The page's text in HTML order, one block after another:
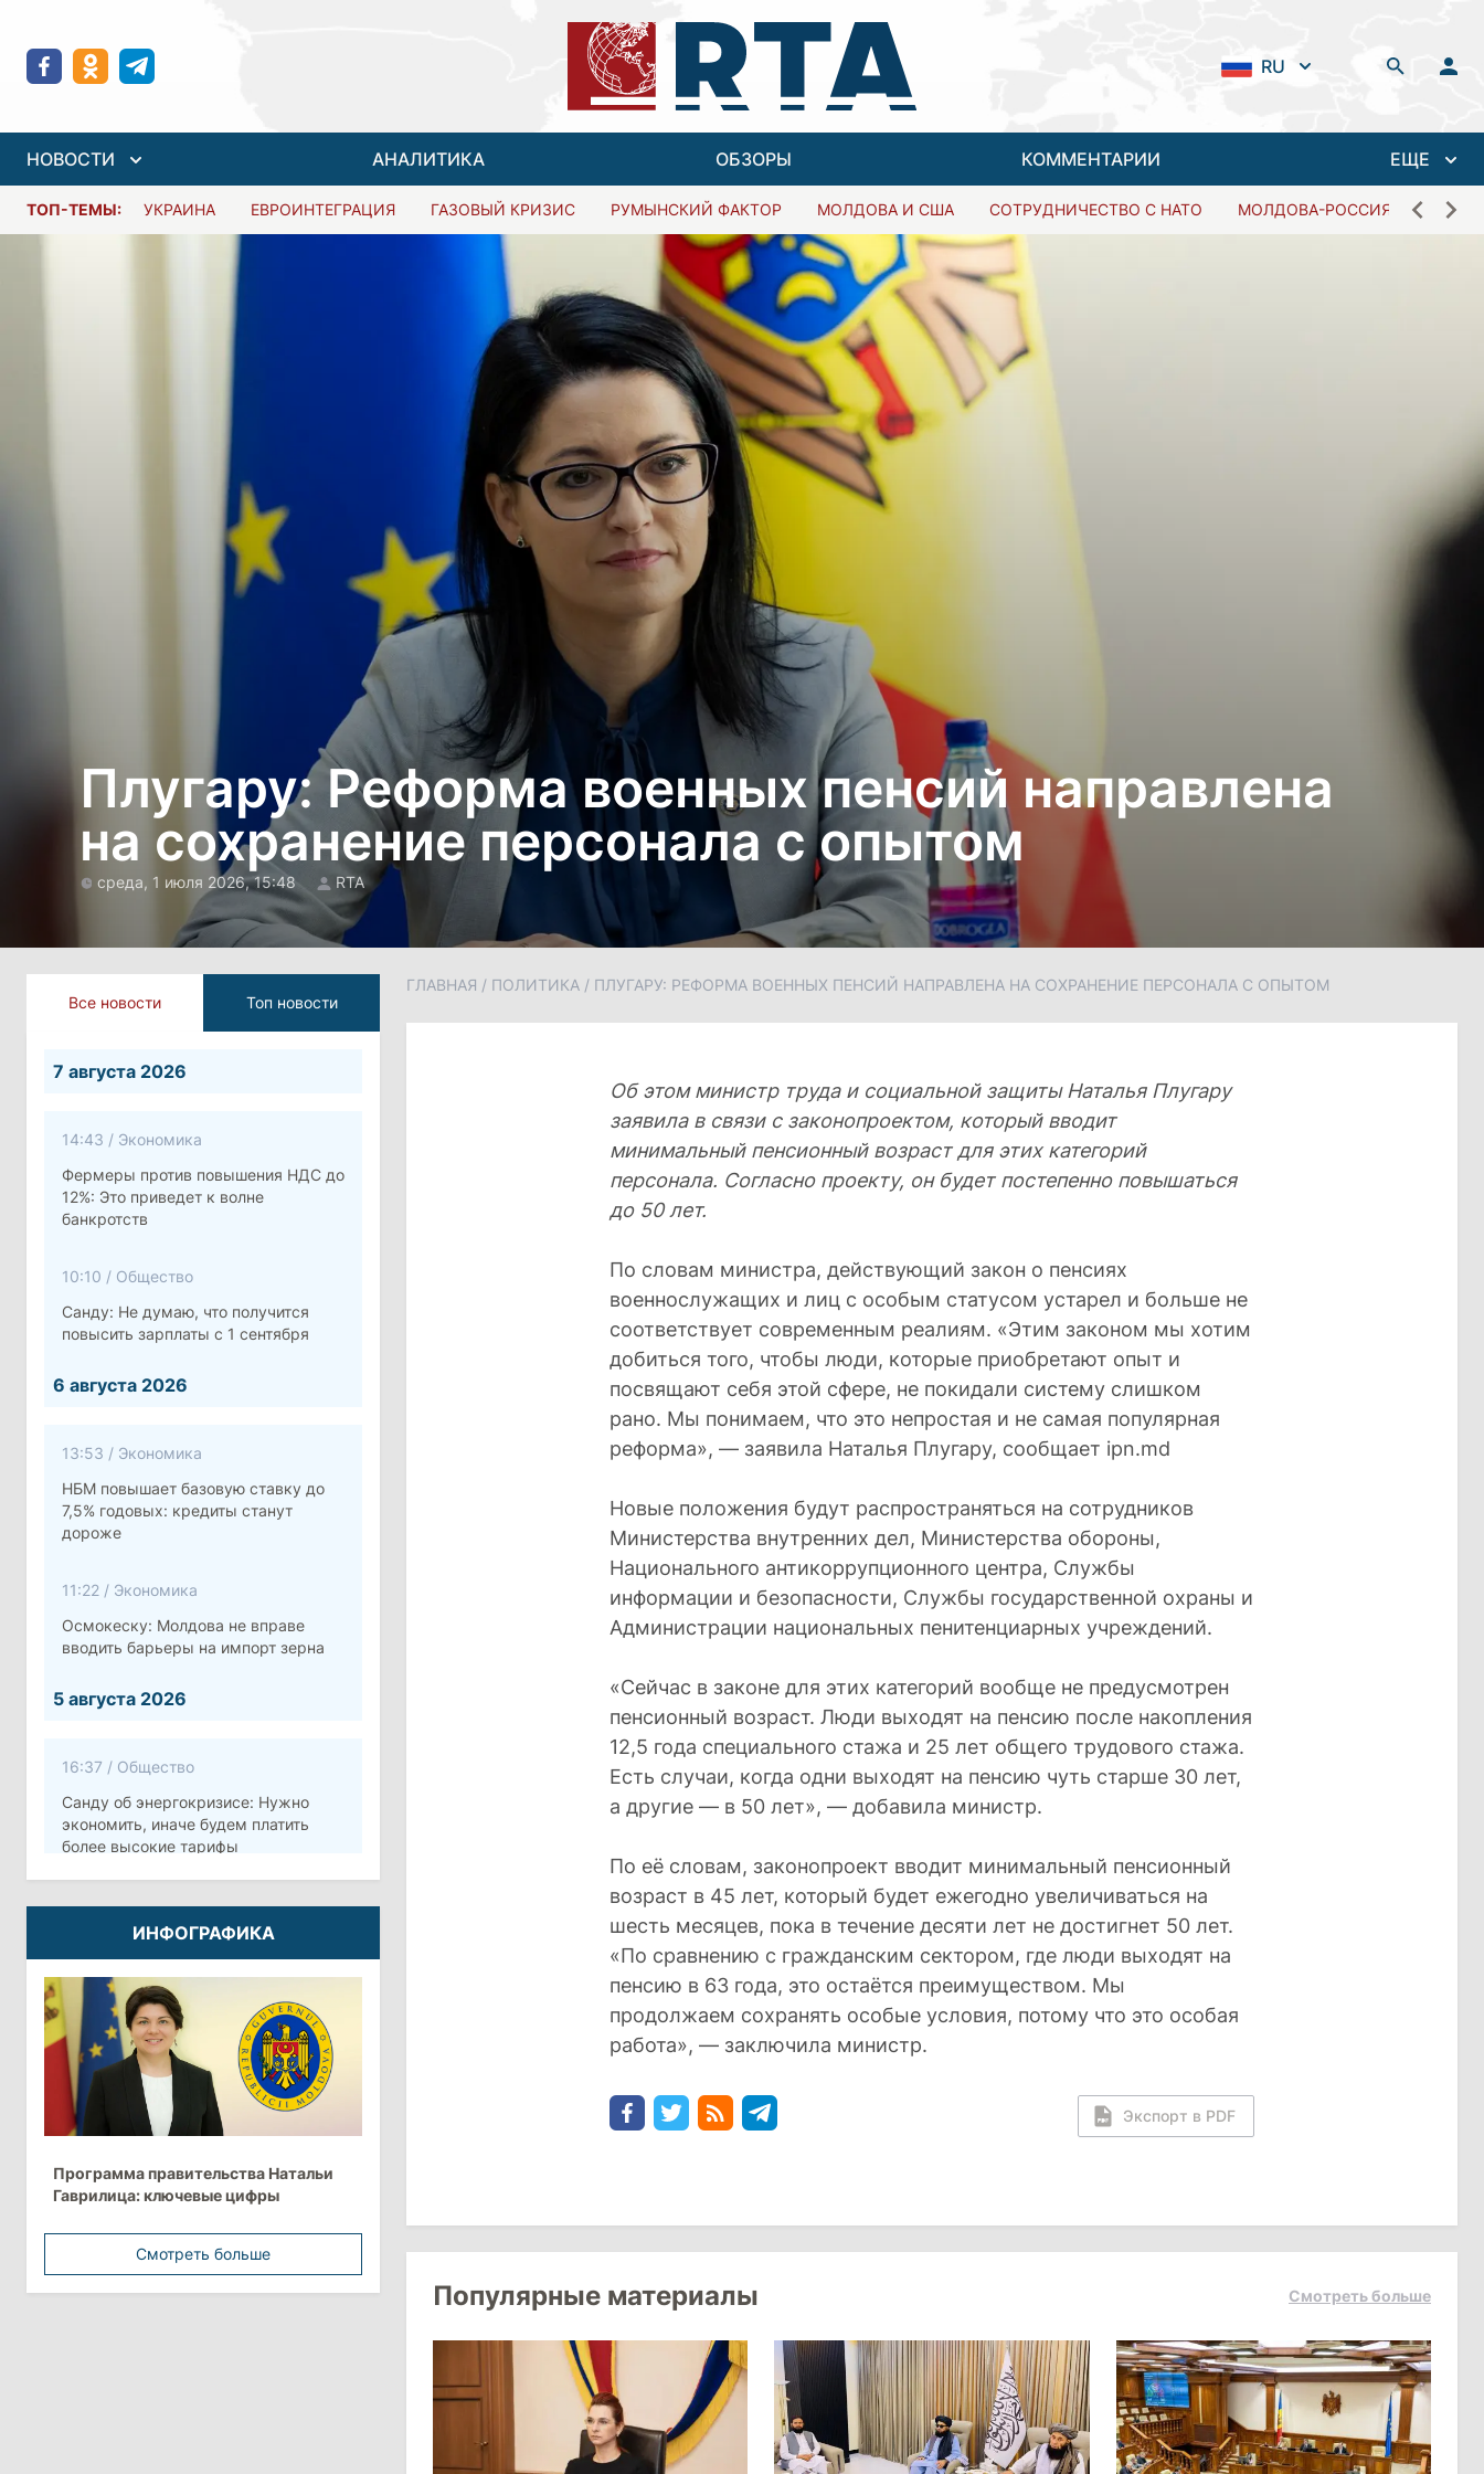
RU
НОВОСТИ АНАЛИТИКА ОБЗОРЫ КОММЕНТАРИИ ЕЩЕ
ТОП-ТЕМЫ: УКРАИНА ЕВРОИНТЕГРАЦИЯ ГАЗОВЫЙ КРИЗИС РУМЫНСКИЙ ФАКТОР МОЛДОВА И США СОТРУДНИЧЕСТВО С НАТО МОЛДОВА-РОССИЯ
Плугару: Реформа военных пенсий направлена
на сохранение персонала с опытом
среда, 1 июля 2026, 15:48 RTA
Все новости Топ новости
7 августа 2026
14:43 / Экономика
Фермеры против повышения НДС до
12%: Это приведет к волне
банкротств
10:10 / Общество
Санду: Не думаю, что получится
повысить зарплаты с 1 сентября
6 августа 2026
13:53 / Экономика
НБМ повышает базовую ставку до
7,5% годовых: кредиты станут
дороже
11:22 / Экономика
Осмокеску: Молдова не вправе
вводить барьеры на импорт зерна
5 августа 2026
16:37 / Общество
Санду об энергокризисе: Нужно
экономить, иначе будем платить
более высокие тарифы
10:12/Безопасность
Молдова готовит программу по
укреплению обороны стоимостью
более 10 млрд леев на ближайшие
пять лет
4 августа 2026
15:15
Экономика
европейских стран с самой низкой
минимальной зарплатой
Политика
Анна Ревенко уходит с поста главы
ИНФОГРАФИКА
Программа правительства Натальи
Гаврилица: ключевые цифры
Смотреть больше
ГЛАВНАЯ / ПОЛИТИКА / ПЛУГАРУ: РЕФОРМА ВОЕННЫХ ПЕНСИЙ НАПРАВЛЕНА НА СОХРАНЕНИЕ ПЕРСОНАЛА С ОПЫТОМ
Об этом министр труда и социальной защиты Наталья Плугару
заявила в связи с законопроектом, который вводит
минимальный пенсионный возраст для этих категорий
персонала. Согласно проекту, он будет постепенно повышаться
до 50 лет.
По словам министра, действующий закон о пенсиях
военнослужащих и лиц с особым статусом устарел и больше не
соответствует современным реалиям. «Этим законом мы хотим
добиться того, чтобы люди, которые приобретают опыт и
посвящают себя этой сфере, не покидали систему слишком
рано. Мы понимаем, что это непростая и не самая популярная
реформа», — заявила Наталья Плугару, сообщает ipn.md
Новые положения будут распространяться на сотрудников
Министерства внутренних дел, Министерства обороны,
Национального антикоррупционного центра, Службы
информации и безопасности, Службы государственной охраны и
Администрации национальных пенитенциарных учреждений.
«Сейчас в законе для этих категорий вообще не предусмотрен
пенсионный возраст. Люди выходят на пенсию после накопления
12,5 года специального стажа и 25 лет общего трудового стажа.
Есть случаи, когда одни выходят на пенсию чуть старше 30 лет,
а другие — в 50 лет», — добавила министр.
По её словам, законопроект вводит минимальный пенсионный
возраст в 45 лет, который будет ежегодно увеличиваться на
шесть месяцев, пока в течение десяти лет не достигнет 50 лет.
«По сравнению с гражданским сектором, где люди выходят на
пенсию в 63 года, это остаётся преимуществом. Мы
продолжаем сохранять особые условия, потому что это особая
работа», — заключила министр.
Экспорт в PDF
Популярные материалы Смотреть больше